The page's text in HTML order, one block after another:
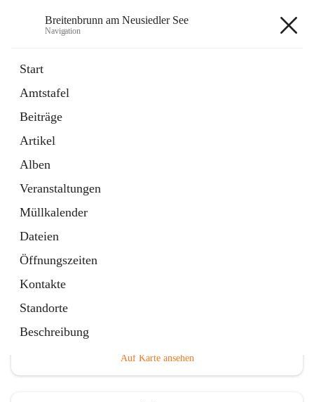
Breitenbrunn am Neusiedler See
Navigation
Start
Amtstafel
Beiträge
Artikel
Alben
Veranstaltungen
Müllkalender
Dateien
Öffnungszeiten
Kontakte
Standorte
Beschreibung
18 Schnellzugriffe
Gemeindeservice
Auf Karte ansehen